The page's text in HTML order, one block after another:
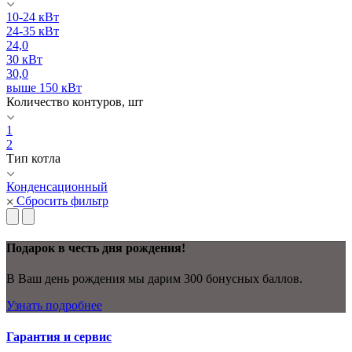
10-24 кВт
24-35 кВт
24,0
30 кВт
30,0
выше 150 кВт
Количество контуров, шт
1
2
Тип котла
Конденсационный
Сбросить фильтр
Подарок в честь дня рождения!
В Ваш день рождения мы дарим 300 бонусных баллов.
Узнать подробнее
Гарантия и сервис